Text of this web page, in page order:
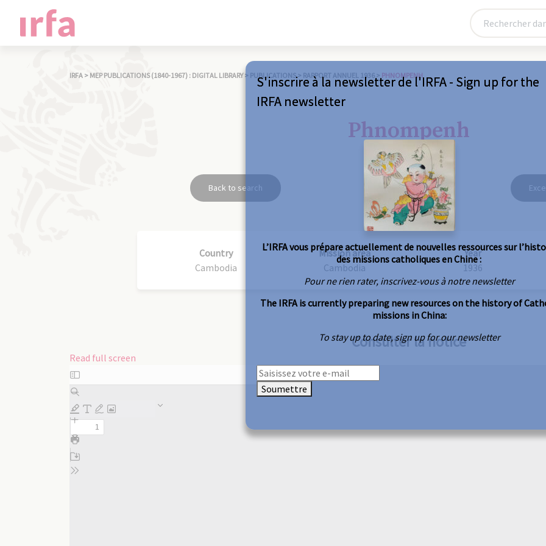
IRFA > MEP PUBLICATIONS (1840-1967) : DIGITAL LIBRARY > PUBLICATIONS > RAPPORT ANNUEL 1936 > PHNOMPENH
Phnompenh
Back to search
Country
Cambodia
Mission area
Cambodia
Year
1936
Consulter la notice
Read full screen
Skip
to
PDF
content
S'inscrire à la newsletter de l'IRFA - Sign up for the
IRFA newsletter
L’IRFA vous prépare actuellement de nouvelles ressources sur
des missions catholiques en Chine :
Pour ne rien rater, inscrivez-vous à notre newsletter
The IRFA is currently preparing new resources on the history of
missions in China:
To stay up to date, sign up for our newsletter
Soumettre